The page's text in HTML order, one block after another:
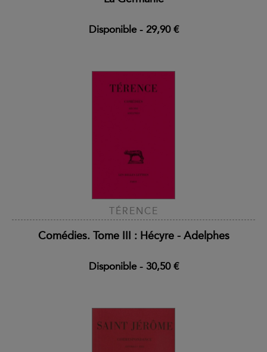
Disponible- 29,90 €
TÉRENCE
Comédies. Tome III : Hécyre - Adelphes
Disponible- 30,50 €